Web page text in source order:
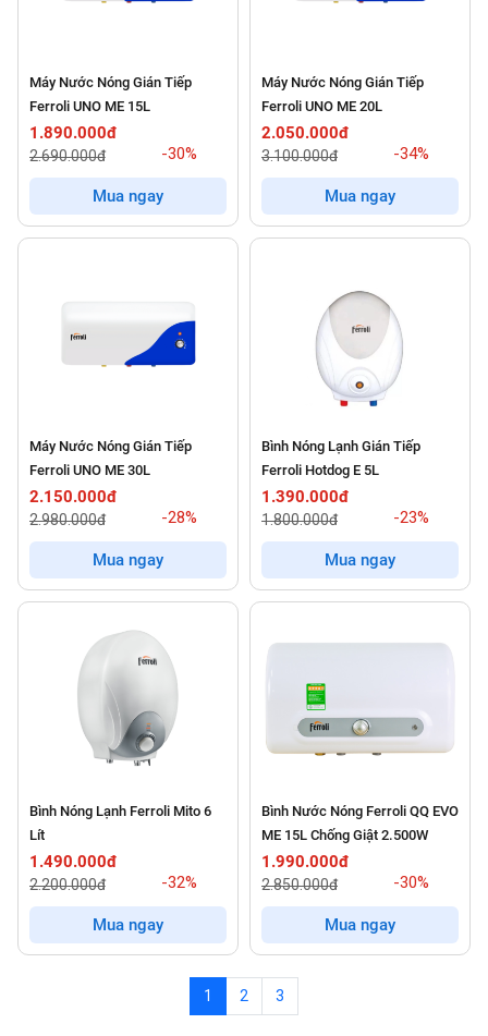
Máy Nước Nóng Gián Tiếp
Ferroli UNO ME 15L
1.890.000đ
2.690.000đ -30%
Mua ngay
Máy Nước Nóng Gián Tiếp
Ferroli UNO ME 20L
2.050.000đ
3.100.000đ -34%
Mua ngay
Máy Nước Nóng Gián Tiếp
Ferroli UNO ME 30L
2.150.000đ
2.980.000đ -28%
Mua ngay
Bình Nóng Lạnh Gián Tiếp
Ferroli Hotdog E 5L
1.390.000đ
1.800.000đ -23%
Mua ngay
Bình Nóng Lạnh Ferroli Mito 6
Lít
1.490.000đ
2.200.000đ -32%
Mua ngay
Bình Nước Nóng Ferroli QQ EVO
ME 15L Chống Giật 2.500W
1.990.000đ
2.850.000đ -30%
Mua ngay
1 2 3